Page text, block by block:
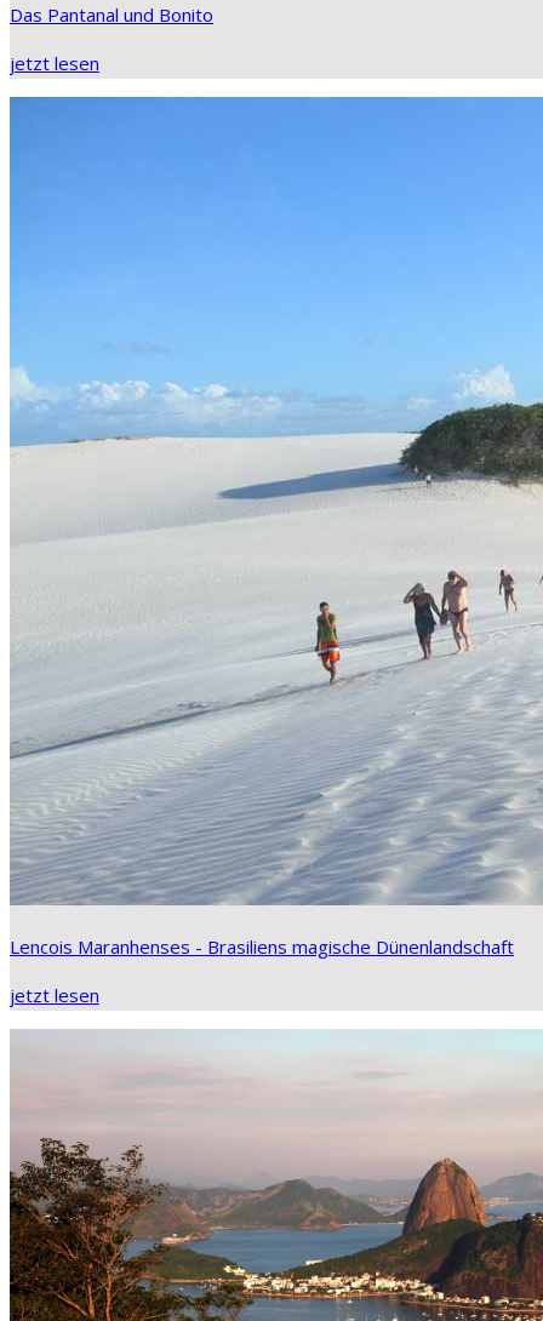
Das Pantanal und Bonito
jetzt lesen
Lencois Maranhenses - Brasiliens magische Dünenlandschaft
jetzt lesen